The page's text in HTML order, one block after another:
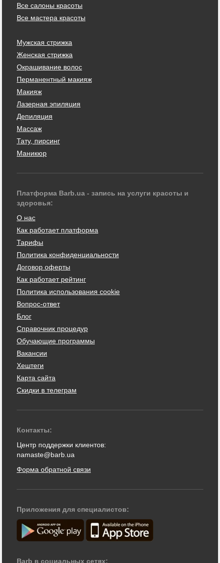
Все салоны красоты
Все мастера красоты
Мужская стрижка
Женская стрижка
Окрашивание волос
Перманентный макияж
Макияж
Лазерная эпиляция
Депиляция
Массаж
Тату, пирсинг
Маникюр
Платформа Barb.ua - запись на услуги красоты и
здоровья:
О нас
Как работает платформа
Тарифы
Политика конфиденциальности
Договор оферты
Как работает рейтинг
Политика использования cookie
Вопрос-ответ
Блог
Справочник процедур
Обучающие программы
Вакансии
Хештеги
Карта сайта
Скидки в телеграм
Контакты:
Центр поддержки клиентов:
namaste@barb.ua
Форма обратной связи
Приложения для специалистов:
Barb в социальных сетях: